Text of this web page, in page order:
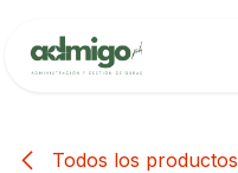
Todos los productos